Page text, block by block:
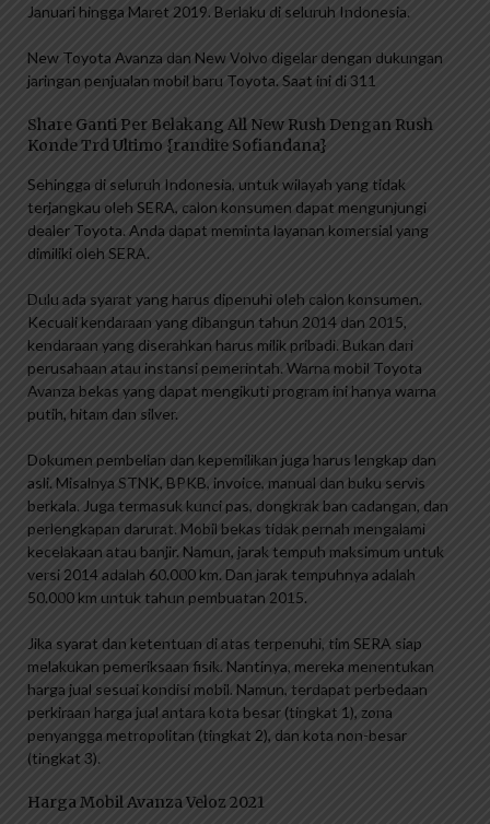
Januari hingga Maret 2019. Berlaku di seluruh Indonesia.
New Toyota Avanza dan New Volvo digelar dengan dukungan
jaringan penjualan mobil baru Toyota. Saat ini di 311
Share Ganti Per Belakang All New Rush Dengan Rush
Konde Trd Ultimo {randite Sofiandana}
Sehingga di seluruh Indonesia, untuk wilayah yang tidak
terjangkau oleh SERA, calon konsumen dapat mengunjungi
dealer Toyota. Anda dapat meminta layanan komersial yang
dimiliki oleh SERA.
Dulu ada syarat yang harus dipenuhi oleh calon konsumen.
Kecuali kendaraan yang dibangun tahun 2014 dan 2015,
kendaraan yang diserahkan harus milik pribadi. Bukan dari
perusahaan atau instansi pemerintah. Warna mobil Toyota
Avanza bekas yang dapat mengikuti program ini hanya warna
putih, hitam dan silver.
Dokumen pembelian dan kepemilikan juga harus lengkap dan
asli. Misalnya STNK, BPKB, invoice, manual dan buku servis
berkala. Juga termasuk kunci pas, dongkrak ban cadangan, dan
perlengkapan darurat. Mobil bekas tidak pernah mengalami
kecelakaan atau banjir. Namun, jarak tempuh maksimum untuk
versi 2014 adalah 60.000 km. Dan jarak tempuhnya adalah
50.000 km untuk tahun pembuatan 2015.
Jika syarat dan ketentuan di atas terpenuhi, tim SERA siap
melakukan pemeriksaan fisik. Nantinya, mereka menentukan
harga jual sesuai kondisi mobil. Namun, terdapat perbedaan
perkiraan harga jual antara kota besar (tingkat 1), zona
penyangga metropolitan (tingkat 2), dan kota non-besar
(tingkat 3).
Harga Mobil Avanza Veloz 2021